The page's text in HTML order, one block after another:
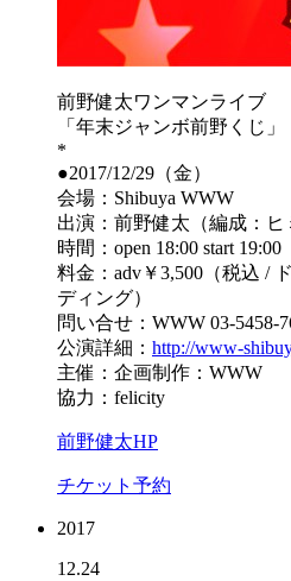
前野健太ワンマンライブ
「年末ジャンボ前野くじ」
*
●2017/12/29（金）
会場：Shibuya WWW
出演：前野健太（編成：ヒ
時間：open 18:00 start 19:00
料金：adv￥3,500（税込 /
ディング）
問い合せ：WWW 03-5458-
公演詳細： http://www-
主催：企画制作：WWW
協力：felicity
前野健太HP
チケット予約
2017
12.24